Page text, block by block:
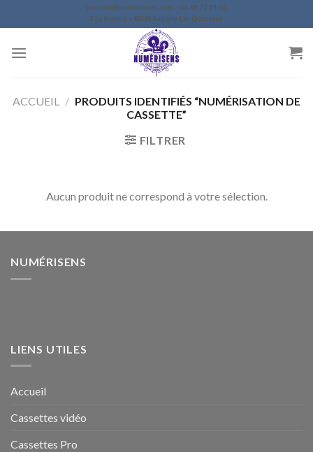
to
contact@numerisens.com - 06 49 77 51 04
2 La Simotière 85430 Aubigny-Les Clouzeaux
ACCUEIL / PRODUITS IDENTIFIÉS “NUMÉRISATION DE
CASSETTE”
FILTRER
Aucun produit ne correspond à votre sélection.
NUMÉRISENS
LIENS UTILES
Accueil
Cassettes vidéo
Cassettes Pro